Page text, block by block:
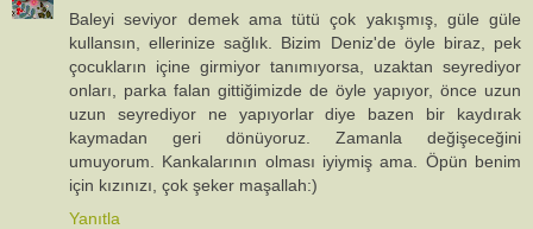
Baleyi seviyor demek ama tütü çok yakışmış, güle güle
kullansın, ellerinize sağlık. Bizim Deniz'de öyle biraz, pek
çocukların içine girmiyor tanımıyorsa, uzaktan seyrediyor
onları, parka falan gittiğimizde de öyle yapıyor, önce uzun
uzun seyrediyor ne yapıyorlar diye bazen bir kaydırak
kaymadan geri dönüyoruz. Zamanla değişeceğini
umuyorum. Kankalarının olması iyiymiş ama. Öpün benim
için kızınızı, çok şeker maşallah:)
Yanıtla